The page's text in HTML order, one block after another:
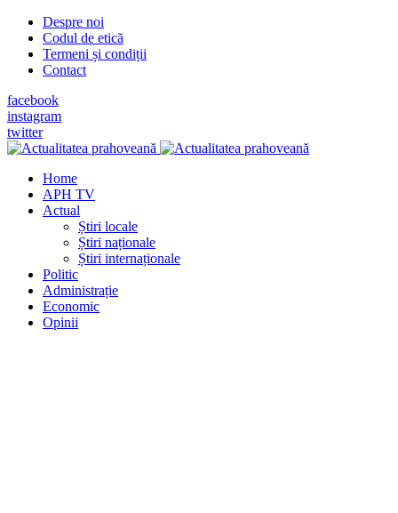
Despre noi
Codul de etică
Termeni și condiții
Contact
facebook
instagram
twitter
Home
APH TV
Actual
Știri locale
Știri naționale
Știri internaționale
Politic
Administrație
Economic
Opinii